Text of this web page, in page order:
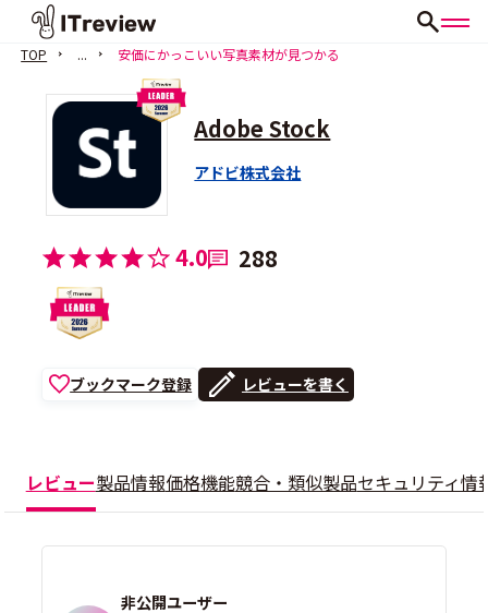
TOP ... 安価にかっこいい写真素材が見つかる
Adobe Stock
アドビ株式会社
4.0 288
ブックマーク登録 レビューを書く
レビュー製品情報価格機能競合・類似製品セキュリティ情
非公開ユーザー